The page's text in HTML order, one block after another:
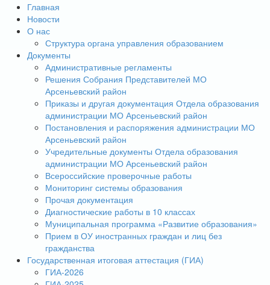
Главная
Новости
О нас
Структура органа управления образованием
Документы
Административные регламенты
Решения Собрания Представителей МО
Арсеньевский район
Приказы и другая документация Отдела образования
администрации МО Арсеньевский район
Постановления и распоряжения администрации МО
Арсеньевский район
Учредительные документы Отдела образования
администрации МО Арсеньевский район
Всероссийские проверочные работы
Мониторинг системы образования
Прочая документация
Диагностические работы в 10 классах
Муниципальная программа «Развитие образования»
Прием в ОУ иностранных граждан и лиц без
гражданства
Государственная итоговая аттестация (ГИА)
ГИА-2026